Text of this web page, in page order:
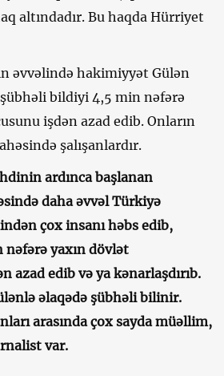
altındadır. Bu haqda Hürriyet
əvvəlində hakimiyyət Gülən
bildiyi 4,5 min nəfərə
işdən azad edib. Onların
şalışanlardır.
ardınca başlanan
daha əvvəl Türkiyə
çox insanı həbs edib,
yaxın dövlət
azad edib və ya kənarlaşdırıb.
əlaqədə şübhəli bilinir.
arasında çox sayda müəllim,
var.